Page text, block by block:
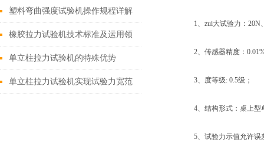
清楚吗？
塑料弯曲强度试验机操作规程详解
橡胶拉力试验机技术标准及运用领
域
单立柱拉力试验机的特殊优势
单立柱拉力试验机实现试验力宽范
1、zui大试验力：20N
2、传感器精度：
3、度等级: 0.5级；
4、结构形式：桌上型
5、试验力示值允许误